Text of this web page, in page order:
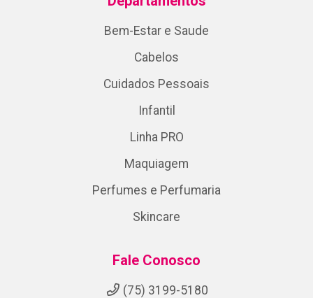
Bem-Estar e Saude
Cabelos
Cuidados Pessoais
Infantil
Linha PRO
Maquiagem
Perfumes e Perfumaria
Skincare
Fale Conosco
(75) 3199-5180